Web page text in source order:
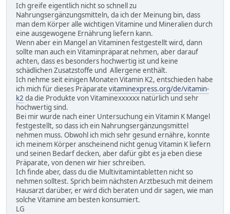
Ich greife eigentlich nicht so schnell zu
Nahrungsergänzungsmitteln, da ich der Meinung bin, dass
man dem Körper alle wichtigen Vitamine und Mineralien durch
eine ausgewogene Ernährung liefern kann.
Wenn aber ein Mangel an Vitaminen festgestellt wird, dann
sollte man auch ein Vitaminpräparat nehmen, aber darauf
achten, dass es besonders hochwertig ist und keine
schädlichen Zusatzstoffe und Allergene enthält.
Ich nehme seit einigen Monaten Vitamin K2, entschieden habe
ich mich für dieses Präparate vitaminexpress.org/de/vitamin-
k2 da die Produkte von Vitaminexxxxxx natürlich und sehr
hochwertig sind.
Bei mir wurde nach einer Untersuchung ein Vitamin K Mangel
festgestellt, so dass ich ein Nahrungsergänzungsmittel
nehmen muss. Obwohl ich mich sehr gesund ernähre, konnte
ich meinem Körper anscheinend nicht genug Vitamin K liefern
und seinen Bedarf decken, aber dafür gibt es ja eben diese
Präparate, von denen wir hier schreiben.
Ich finde aber, dass du die Multivitamintabletten nicht so
nehmen solltest. Sprich beim nächsten Arztbesuch mit deinem
Hausarzt darüber, er wird dich beraten und dir sagen, wie man
solche Vitamine am besten konsumiert.
LG